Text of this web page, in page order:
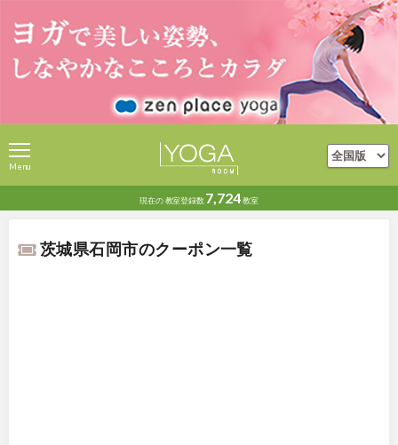
現在の教室登録数 7,724教室
Menu
茨城県石岡市のクーポン一覧